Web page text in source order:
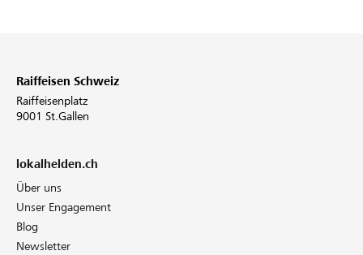
Raiffeisen Schweiz
Raiffeisenplatz
9001 St.Gallen
lokalhelden.ch
Über uns
Unser Engagement
Blog
Newsletter